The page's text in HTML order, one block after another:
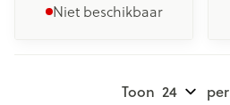
Niet beschikbaar
Toon